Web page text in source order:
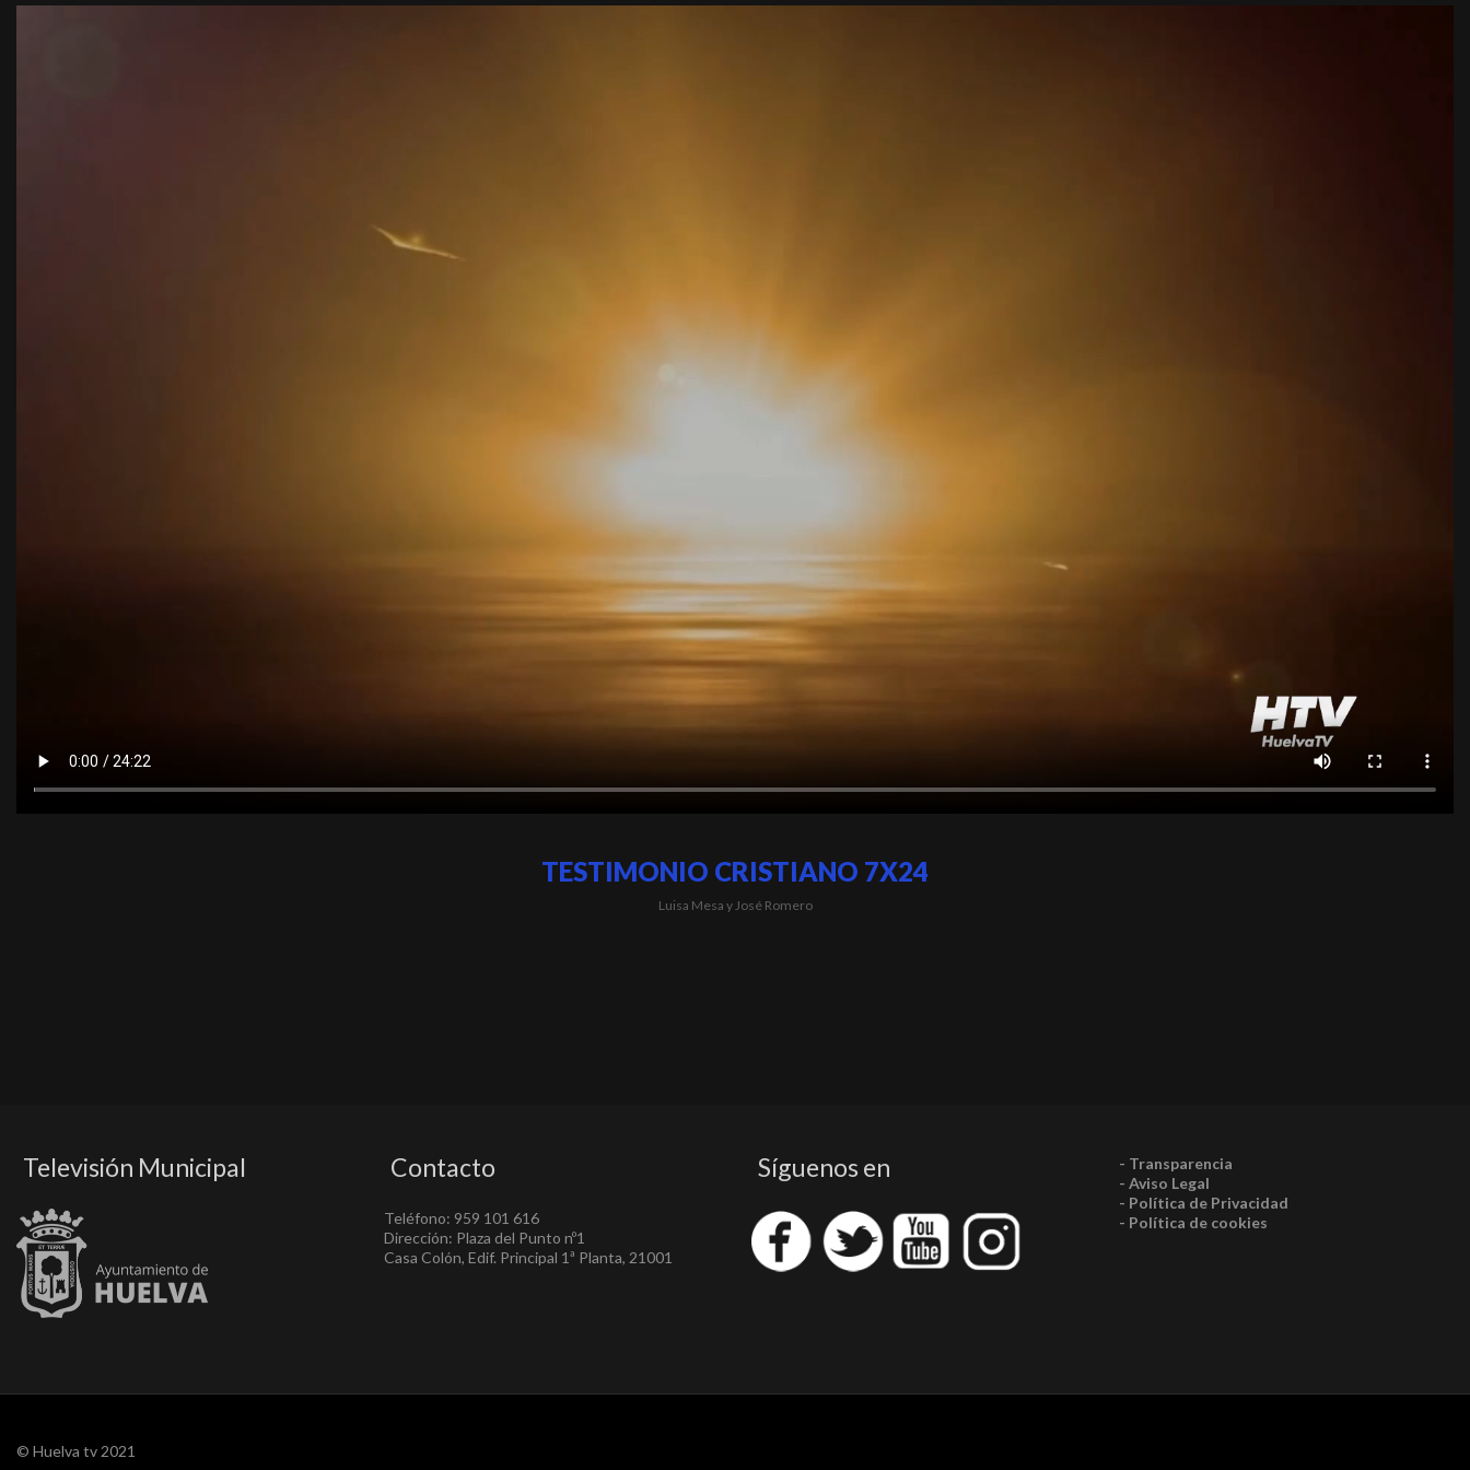
TESTIMONIO CRISTIANO 7X24
Luisa Mesa y José Romero
Televisión Municipal Contacto
Teléfono: 959 101 616
Dirección: Plaza del Punto nº1
Casa Colón, Edif. Principal 1ª Planta, 21001
Síguenos en
- Transparencia
- Aviso Legal
- Política de Privacidad
- Política de cookies
© Huelva tv 2021